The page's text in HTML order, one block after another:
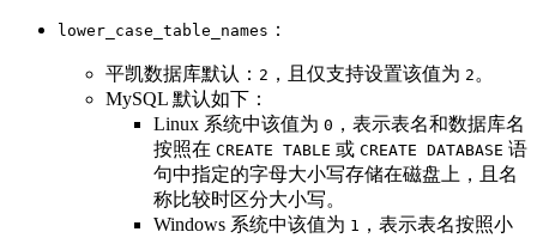
lower_case_table_names ：
平凯数据库默认： 2 ，且仅支持设置该值为 2 。
MySQL 默认如下：
Linux 系统中该值为 0 ，表示表名和数据库名
按照在 CREATE TABLE 或 CREATE DATABASE 语
句中指定的字母大小写存储在磁盘上，且名
称比较时区分大小写。
Windows 系统中该值为 1 ，表示表名按照小